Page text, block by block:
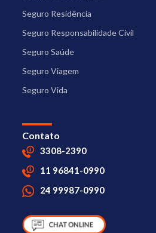
Seguro Residência
Seguro Responsabilidade Civil
Seguro Saúde
Seguro Viagem
Seguro Vida
Contato
3308-2390
11 96841-0990
24 99987-0990